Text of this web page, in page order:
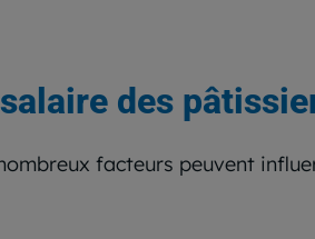
des
facteurs peuvent